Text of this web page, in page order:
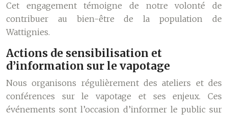
Cet engagement témoigne de notre volonté de
contribuer au bien-être de la population de
Wattignies.
Actions de sensibilisation et
d’information sur le vapotage
Nous organisons régulièrement des ateliers et des
conférences sur le vapotage et ses enjeux. Ces
événements sont l’occasion d’informer le public sur